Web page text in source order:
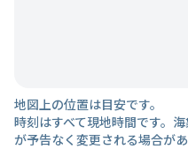
地図上の位置は目安です。
時刻はすべて現地時間です。
が予告なく変更される場合があ